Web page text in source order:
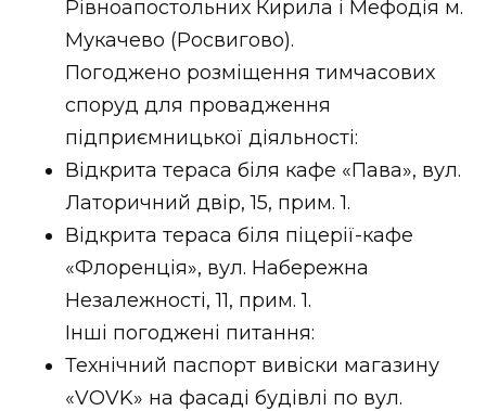
Рівноапостольних Кирила і Мефодія м.
Мукачево (Росвигово).
Погоджено розміщення тимчасових
споруд для провадження
підприємницької діяльності:
Відкрита тераса біля кафе «Пава», вул.
Латоричний двір, 15, прим. 1.
Відкрита тераса біля піцерії-кафе
«Флоренція», вул. Набережна
Незалежності, 11, прим. 1.
Інші погоджені питання:
Технічний паспорт вивіски магазину
«VOVK» на фасаді будівлі по вул.